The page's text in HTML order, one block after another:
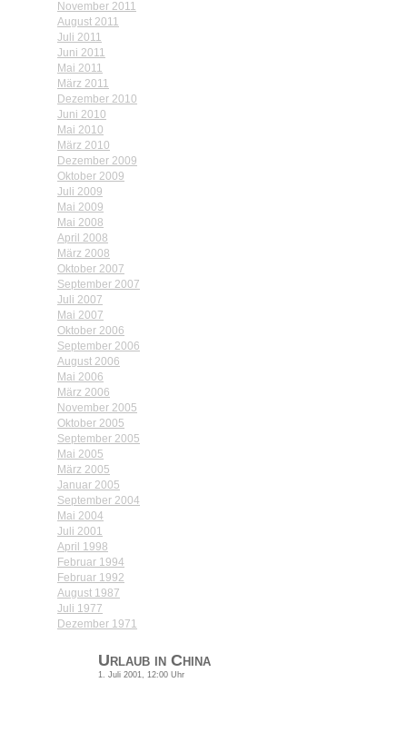
November 2011
August 2011
Juli 2011
Juni 2011
Mai 2011
März 2011
Dezember 2010
Juni 2010
Mai 2010
März 2010
Dezember 2009
Oktober 2009
Juli 2009
Mai 2009
Mai 2008
April 2008
März 2008
Oktober 2007
September 2007
Juli 2007
Mai 2007
Oktober 2006
September 2006
August 2006
Mai 2006
März 2006
November 2005
Oktober 2005
September 2005
Mai 2005
März 2005
Januar 2005
September 2004
Mai 2004
Juli 2001
April 1998
Februar 1994
Februar 1992
August 1987
Juli 1977
Dezember 1971
Urlaub in China
1. Juli 2001, 12:00 Uhr